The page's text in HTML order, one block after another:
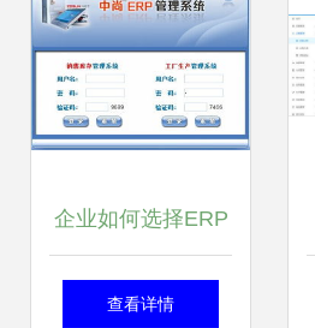
企业如何选择ERP
管理系统 以有喜企
查看详情